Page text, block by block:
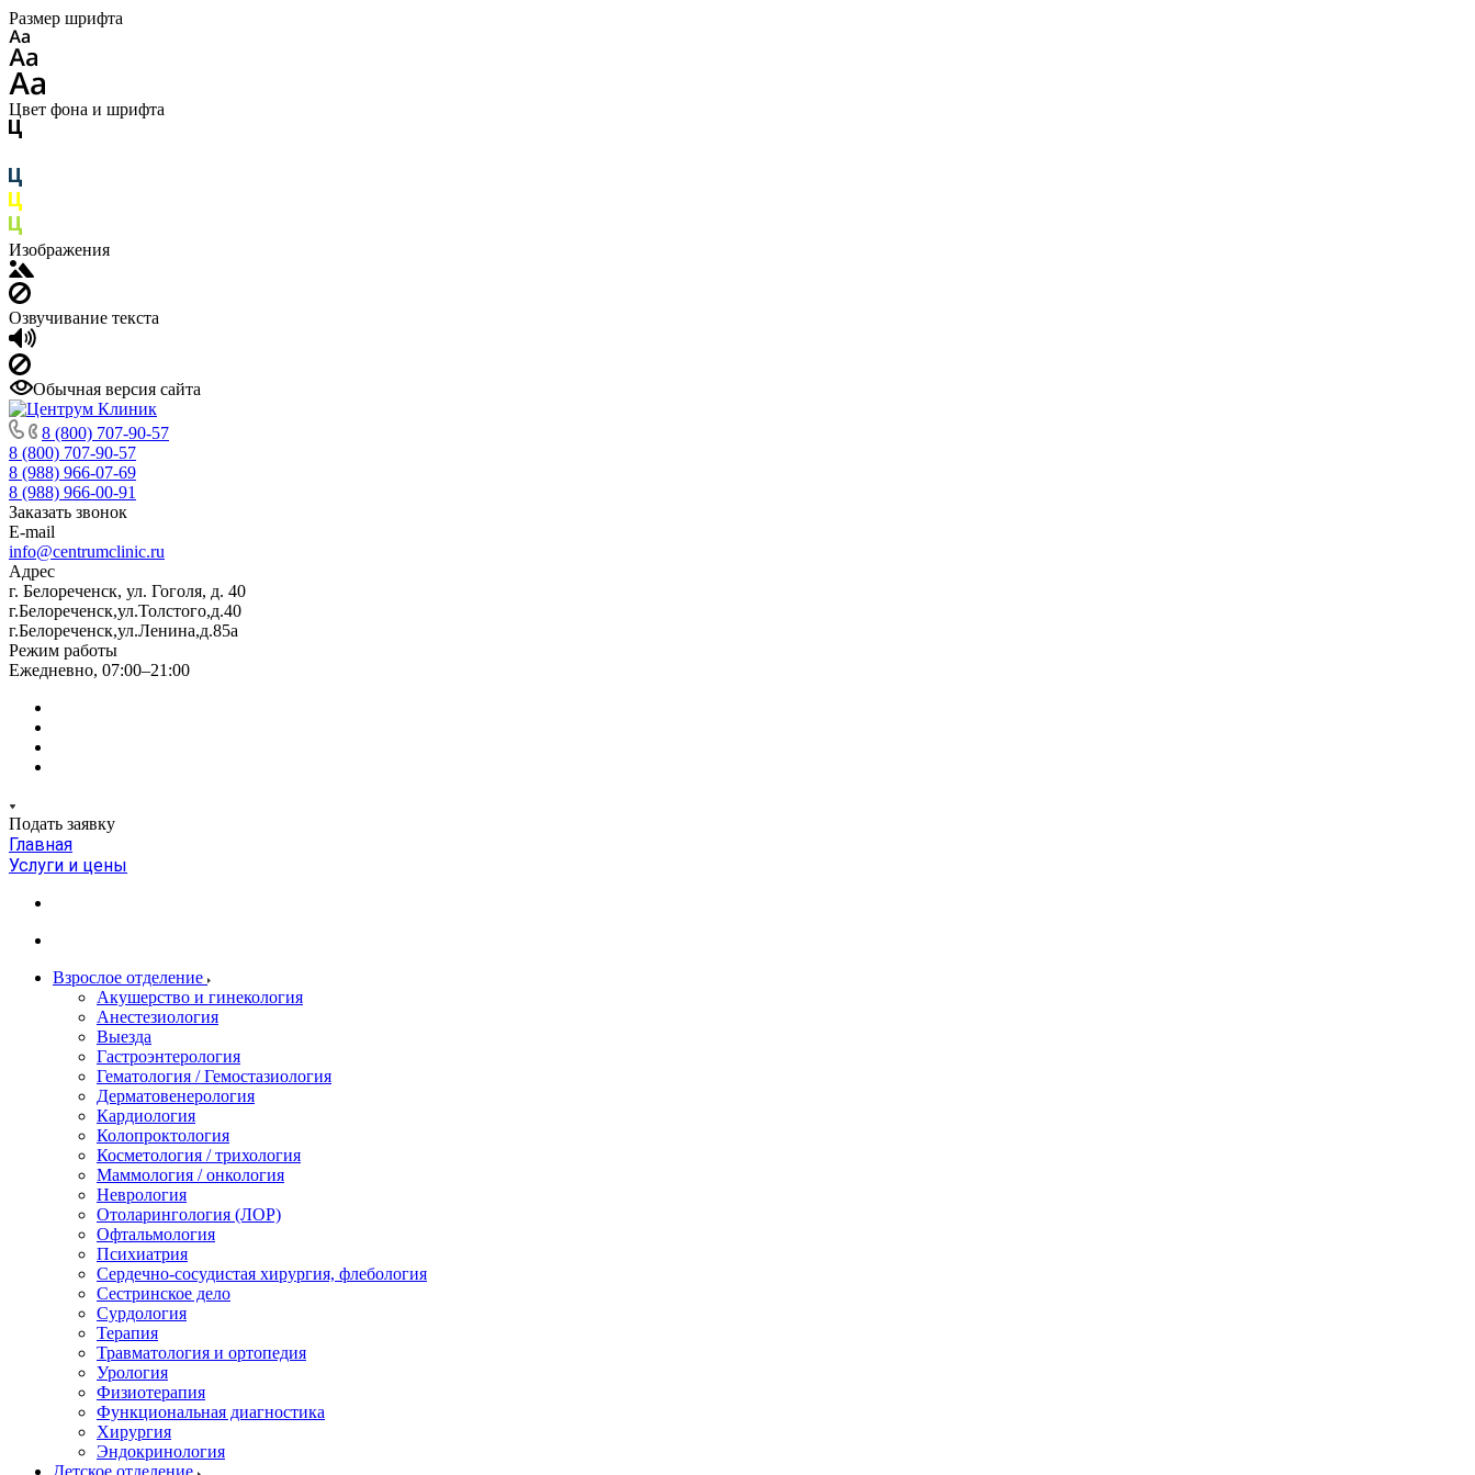
Размер шрифта
Цвет фона и шрифта
Изображения
Озвучивание текста
Обычная версия сайта
8 (800) 707-90-57
8 (800) 707-90-57
8 (988) 966-07-69
8 (988) 966-00-91
Заказать звонок
E-mail
info@centrumclinic.ru
Адрес
г. Белореченск, ул. Гоголя, д. 40
г.Белореченск,ул.Толстого,д.40
г.Белореченск,ул.Ленина,д.85а
Режим работы
Ежедневно, 07:00–21:00
Подать заявку
Главная
Услуги и цены
Взрослое отделение
Акушерство и гинекология
Анестезиология
Выезда
Гастроэнтерология
Гематология / Гемостазиология
Дерматовенерология
Кардиология
Колопроктология
Косметология / трихология
Маммология / онкология
Неврология
Отоларингология (ЛОР)
Офтальмология
Психиатрия
Сердечно-сосудистая хирургия, флебология
Сестринское дело
Сурдология
Терапия
Травматология и ортопедия
Урология
Физиотерапия
Функциональная диагностика
Хирургия
Эндокринология
Детское отделение